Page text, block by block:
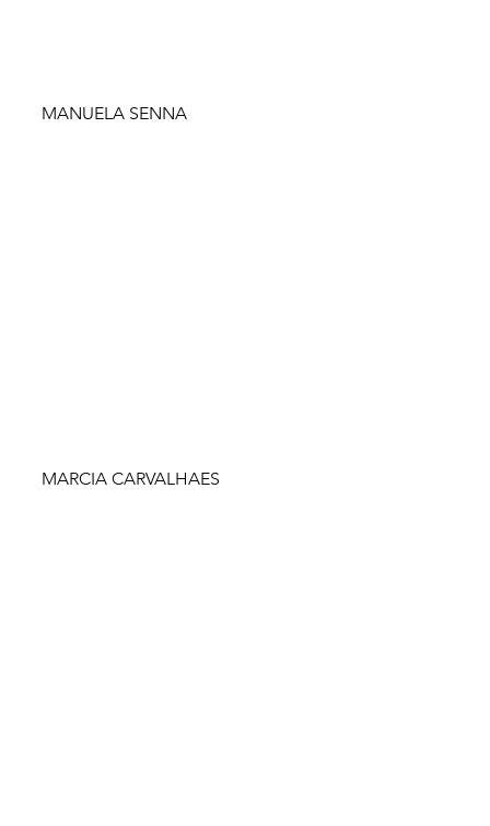
MANUELA SENNA
MARCIA CARVALHAES